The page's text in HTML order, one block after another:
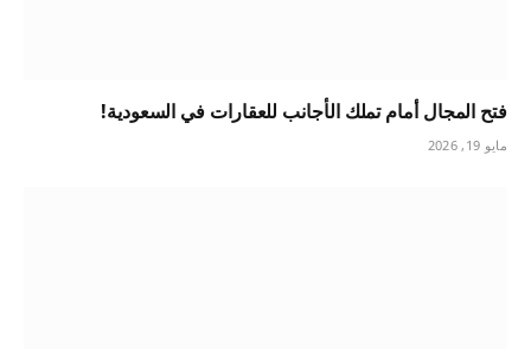
فتح المجال أمام تملك الأجانب للعقارات في السعودية!
مايو 19, 2026